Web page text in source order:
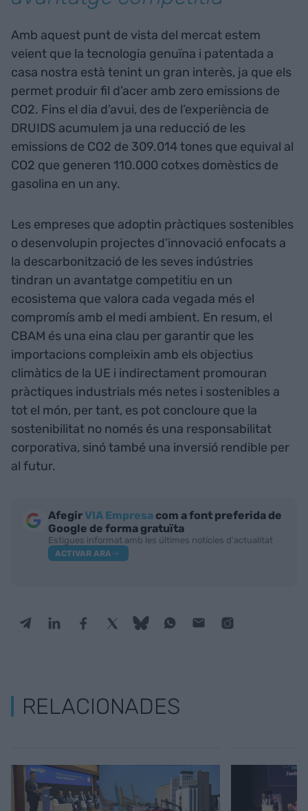
Amb aquest punt de vista del mercat estem
veient que la tecnologia genuïna i patentada a
casa nostra està tenint un gran interès, ja que els
permet produir fil d’acer amb zero emissions de
CO2. Fins el dia d’avui, des de l’experiència de
DRUIDS acumulem ja una reducció de les
emissions de CO2 de 309.014 tones que equival al
CO2 que generen 110.000 cotxes domèstics de
gasolina en un any.
Les empreses que adoptin pràctiques sostenibles
o desenvolupin projectes d’innovació enfocats a
la descarbonització de les seves indústries
tindran un avantatge competitiu en un
ecosistema que valora cada vegada més el
compromís amb el medi ambient. En resum, el
CBAM és una eina clau per garantir que les
importacions compleixin amb els objectius
climàtics de la UE i indirectament promouran
pràctiques industrials més netes i sostenibles a
tot el món, per tant, es pot concloure que la
sostenibilitat no només és una responsabilitat
corporativa, sinó també una inversió rendible per
al futur.
AfegirVIA Empresa com a font preferida de
Google de forma gratuïta
Estigues informat amb les últimes notícies d'actualitat
ACTIVAR ARA
RELACIONADES